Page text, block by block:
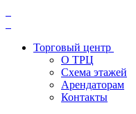
Торговый центр
О ТРЦ
Схема этажей
Арендаторам
Контакты